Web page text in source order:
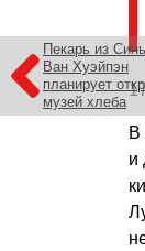
Пекарь из
Ван Хуэйпэн
планирует
музей хлеба
В
и